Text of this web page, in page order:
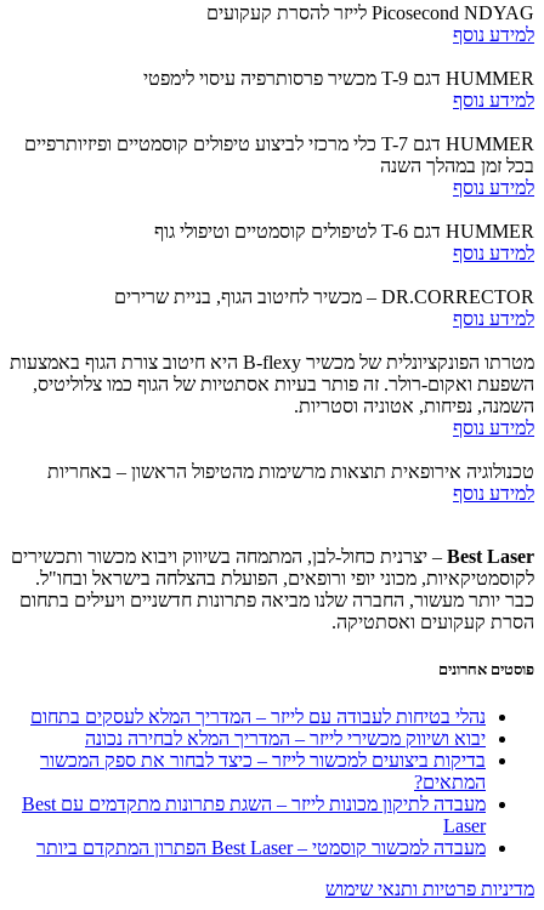
Picosecond NDYAG לייזר להסרת קעקועים
למידע נוסף
HUMMER דגם T-9 מכשיר פרסותרפיה עיסוי לימפטי
למידע נוסף
HUMMER דגם T-7 כלי מרכזי לביצוע טיפולים קוסמטיים ופיזיותרפיים
בכל זמן במהלך השנה
למידע נוסף
HUMMER דגם T-6 לטיפולים קוסמטיים וטיפולי גוף
למידע נוסף
DR.CORRECTOR – מכשיר לחיטוב הגוף, בניית שרירים
למידע נוסף
מטרתו הפונקציונלית של מכשיר B-flexy היא חיטוב צורת הגוף באמצעות
השפעת ואקום-רולר. זה פותר בעיות אסתטיות של הגוף כמו צלוליטיס,
השמנה, נפיחות, אטוניה וסטריות.
למידע נוסף
טכנולוגיה אירופאית תוצאות מרשימות מהטיפול הראשון – באחריות
למידע נוסף
Best Laser – יצרנית כחול-לבן, המתמחה בשיווק ויבוא מכשור ותכשירים
לקוסמטיקאיות, מכוני יופי ורופאים, הפועלת בהצלחה בישראל ובחו"ל.
כבר יותר מעשור, החברה שלנו מביאה פתרונות חדשניים ויעילים בתחום
הסרת קעקועים ואסתטיקה.
פוסטים אחרונים
נהלי בטיחות לעבודה עם לייזר – המדריך המלא לעסקים בתחום
יבוא ושיווק מכשירי לייזר – המדריך המלא לבחירה נכונה
בדיקות ביצועים למכשור לייזר – כיצד לבחור את ספק המכשור
המתאים?
מעבדה לתיקון מכונות לייזר – השגת פתרונות מתקדמים עם Best
Laser
מעבדה למכשור קוסמטי – Best Laser הפתרון המתקדם ביותר
מדיניות פרטיות ותנאי שימוש